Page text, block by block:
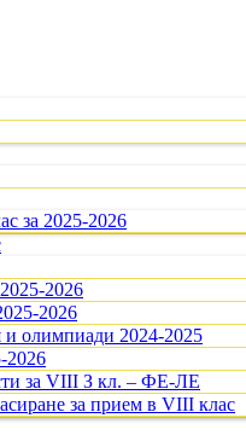
за 2025-2026
2026
2026
и олимпиади 2024-2025
2026
за VIII З кл. – ФЕ-ЛЕ
за прием в VIII клас